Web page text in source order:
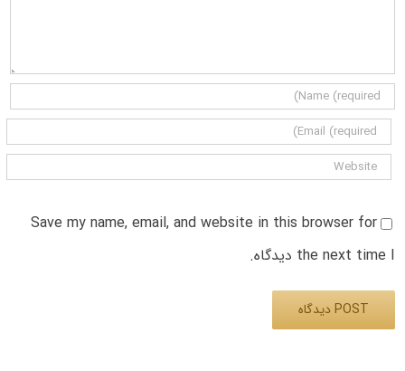
Save my name, email, and website in this browser for
the next time I دیدگاه.